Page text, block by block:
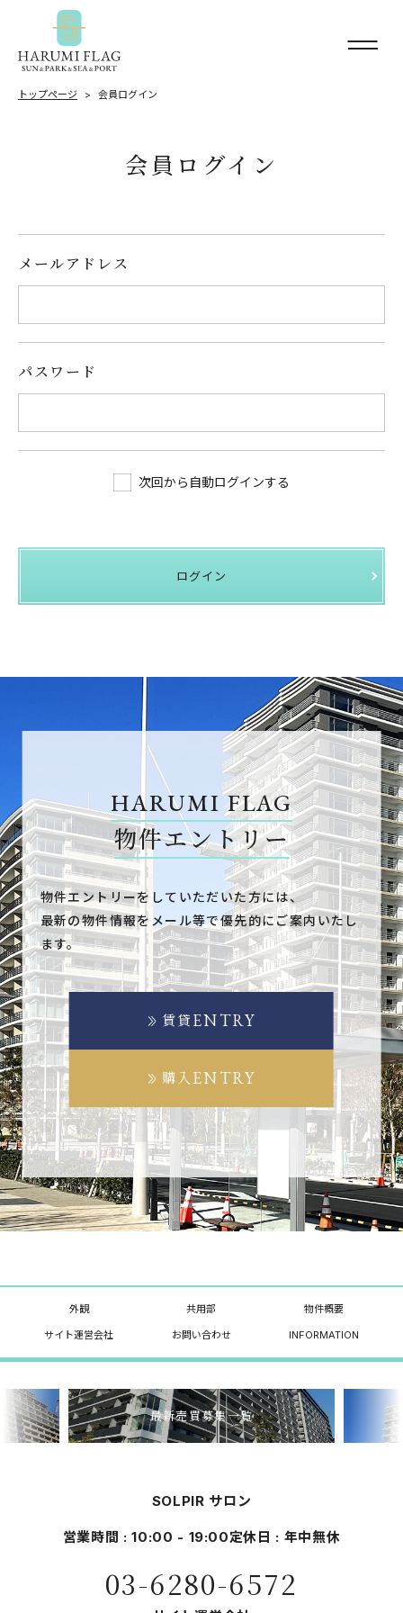
トップページ 会員ログイン
会員ログイン
メールアドレス
パスワード
次回から自動ログインする
ログイン
HARUMI FLAG
物件エントリー
物件エントリーをしていただいた方には、
最新の物件情報をメール等で優先的にご案内いたし
ます。
賃貸 ENTRY
購入 ENTRY
外観 共用部 物件概要
サイト運営会社 お問い合わせ INFORMATION
最新売買募集一覧
SOLPIR サロン
営業時間 : 10:00 - 19:00定休日 : 年中無休
03-6280-6572